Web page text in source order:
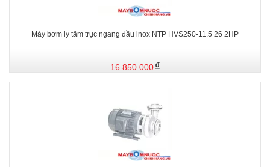
Máy bơm ly tâm trục ngang đầu inox NTP HVS250-11.5 26 2HP
16.850.000